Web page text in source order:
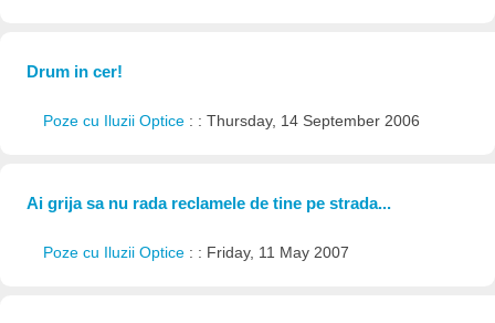
Drum in cer!
Poze cu Iluzii Optice : : Thursday, 14 September 2006
Ai grija sa nu rada reclamele de tine pe strada...
Poze cu Iluzii Optice : : Friday, 11 May 2007